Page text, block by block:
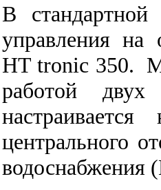
В стандартной
управления на
HT tronic 350.
работой
центрального
водоснабжения